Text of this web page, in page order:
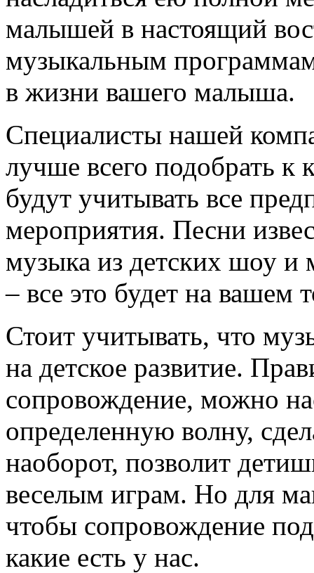
малышей в настоящий
музыкальным
в жизни вашего малыша.
Специалисты нашей
лучше всего подобрать к
будут учитывать все
мероприятия. Песни
музыка из детских шоу и
– все это будет на вашем
Стоит учитывать, что
на детское развитие.
сопровождение, можно
определенную волну,
наоборот, позволит
веселым играм. Но для
чтобы сопровождение
какие есть у нас.